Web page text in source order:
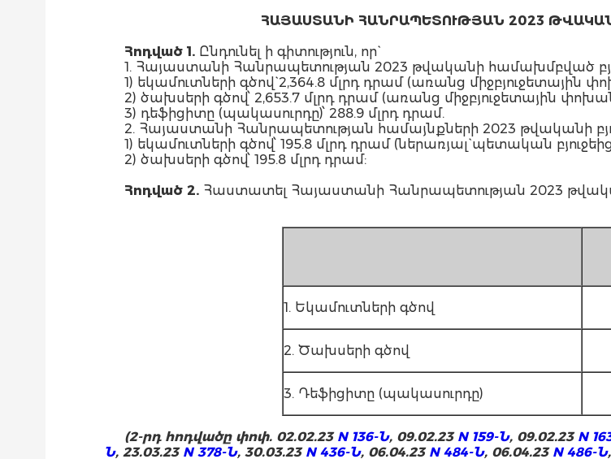
ՀԱՅԱՍՏԱՆԻ ՀԱՆՐԱՊԵՏՈՒԹՅԱՆ 2023
Հոդված 1. Ընդունել ի գիտություն, որ`
1. Հայաստանի Հանրապետության 2023 թվականի համախմբված
1) եկամուտների գծով` 2,364.8 մլրդ դրամ (առանց միջբյուջետային
2) ծախսերի գծով՝ 2,653.7 մլրդ դրամ (առանց միջբյուջետային
3) դեֆիցիտը (պակասուրդը)՝ 288.9 մլրդ դրամ.
2. Հայաստանի Հանրապետության համայնքների 2023 թվականի
1) եկամուտների գծով՝ 195.8 մլրդ դրամ (ներառյալ` պետական
2) ծախսերի գծով՝ 195.8 մլրդ դրամ:
Հոդված 2. Հաստատել Հայաստանի Հանրապետության 2023
1. Եկամուտների գծով
2. Ծախսերի գծով
3. Դեֆիցիտը (պակասուրդը)
(2-րդ հոդվածը փոփ. 02.02.23 N 136-Ն, 09.02.23 N 159-Ն, 09.02.23 N
Ն, 23.03.23 N 378-Ն, 30.03.23 N 436-Ն, 06.04.23 N 484-Ն, 06.04.23 N 486-Ն